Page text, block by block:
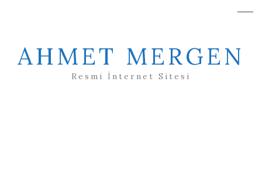
AHMET MERGEN
Resmi İnternet Sitesi